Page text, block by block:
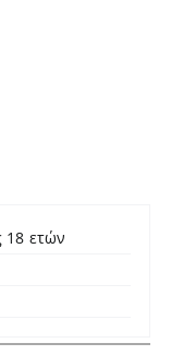
18 ετών